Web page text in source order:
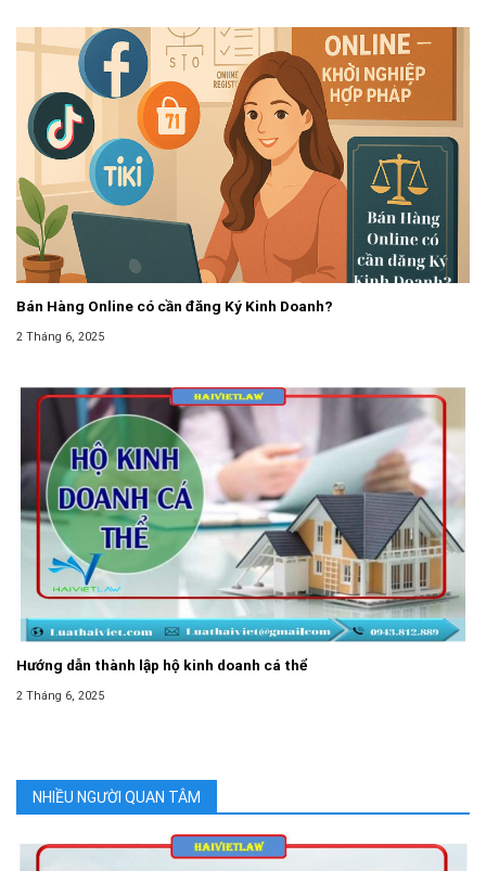
Bán Hàng Online có cần đăng Ký Kinh Doanh?
2 Tháng 6, 2025
Hướng dẫn thành lập hộ kinh doanh cá thể
2 Tháng 6, 2025
NHIỀU NGƯỜI QUAN TÂM